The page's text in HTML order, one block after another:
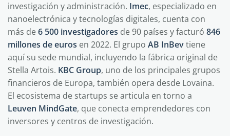
investigación y administración. Imec, especializado en
nanoelectrónica y tecnologías digitales, cuenta con
más de6 500 investigadores de 90 países y facturó 846
millones de euros en 2022. El grupo AB InBevtiene
aquí su sede mundial, incluyendo la fábrica original de
Stella Artois. KBC Group, uno de los principales grupos
financieros de Europa, también opera desde Lovaina.
El ecosistema de startups se articula en torno a
Leuven MindGate, que conecta emprendedores con
inversores y centros de investigación.